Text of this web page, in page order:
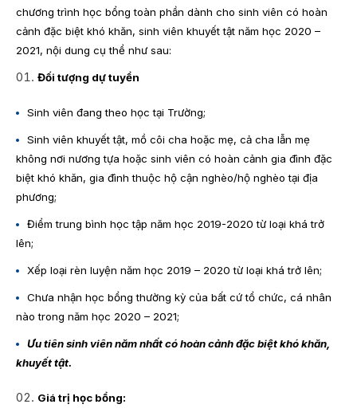
chương trình học bổng toàn phần dành cho sinh viên có hoàn
cảnh đặc biệt khó khăn, sinh viên khuyết tật năm học 2020 –
2021, nội dung cụ thể như sau:
Đối tượng dự tuyển
Sinh viên đang theo học tại Trường;
Sinh viên khuyết tật, mồ côi cha hoặc mẹ, cả cha lẫn mẹ
không nơi nương tựa hoặc sinh viên có hoàn cảnh gia đình đặc
biệt khó khăn, gia đình thuộc hộ cận nghèo/hộ nghèo tại địa
phương;
Điểm trung bình học tập năm học 2019-2020 từ loại khá trở
lên;
Xếp loại rèn luyện năm học 2019 – 2020 từ loại khá trở lên;
Chưa nhận học bổng thường kỳ của bất cứ tổ chức, cá nhân
nào trong năm học 2020 – 2021;
Ưu tiên sinh viên năm nhất có hoàn cảnh đặc biệt khó khăn,
khuyết tật.
Giá trị học bổng: